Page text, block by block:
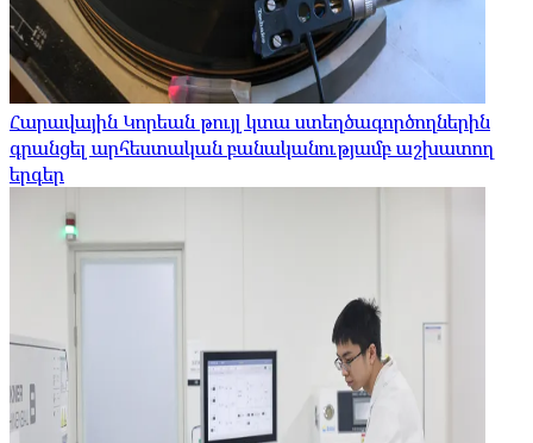
Հարավային Կորեան թույլ կտա ստեղծագործողներին
գրանցել արհեստական ​​բանականությամբ աշխատող
երգեր